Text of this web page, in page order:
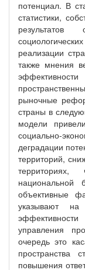
потенциал. В
статистики,
результатов
реализации
также мнения
рыночные
страны в
модели
социально-
деградации
территорий,
национальной
объективные
указывают на
управления
очередь это
пространства
повышения